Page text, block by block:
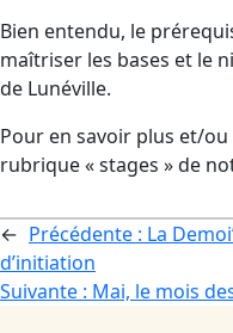
Bien entendu, le
maîtriser les bases et le
de Lunéville.
Pour en savoir plus et/ou
rubrique « stages » de
← Précédente : La
d’initiation
Suivante : Mai, le mois